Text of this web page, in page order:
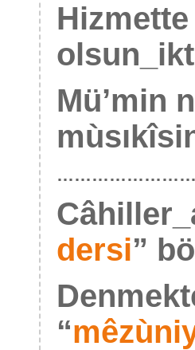
Hizmette
Mü’min
dersi”
“